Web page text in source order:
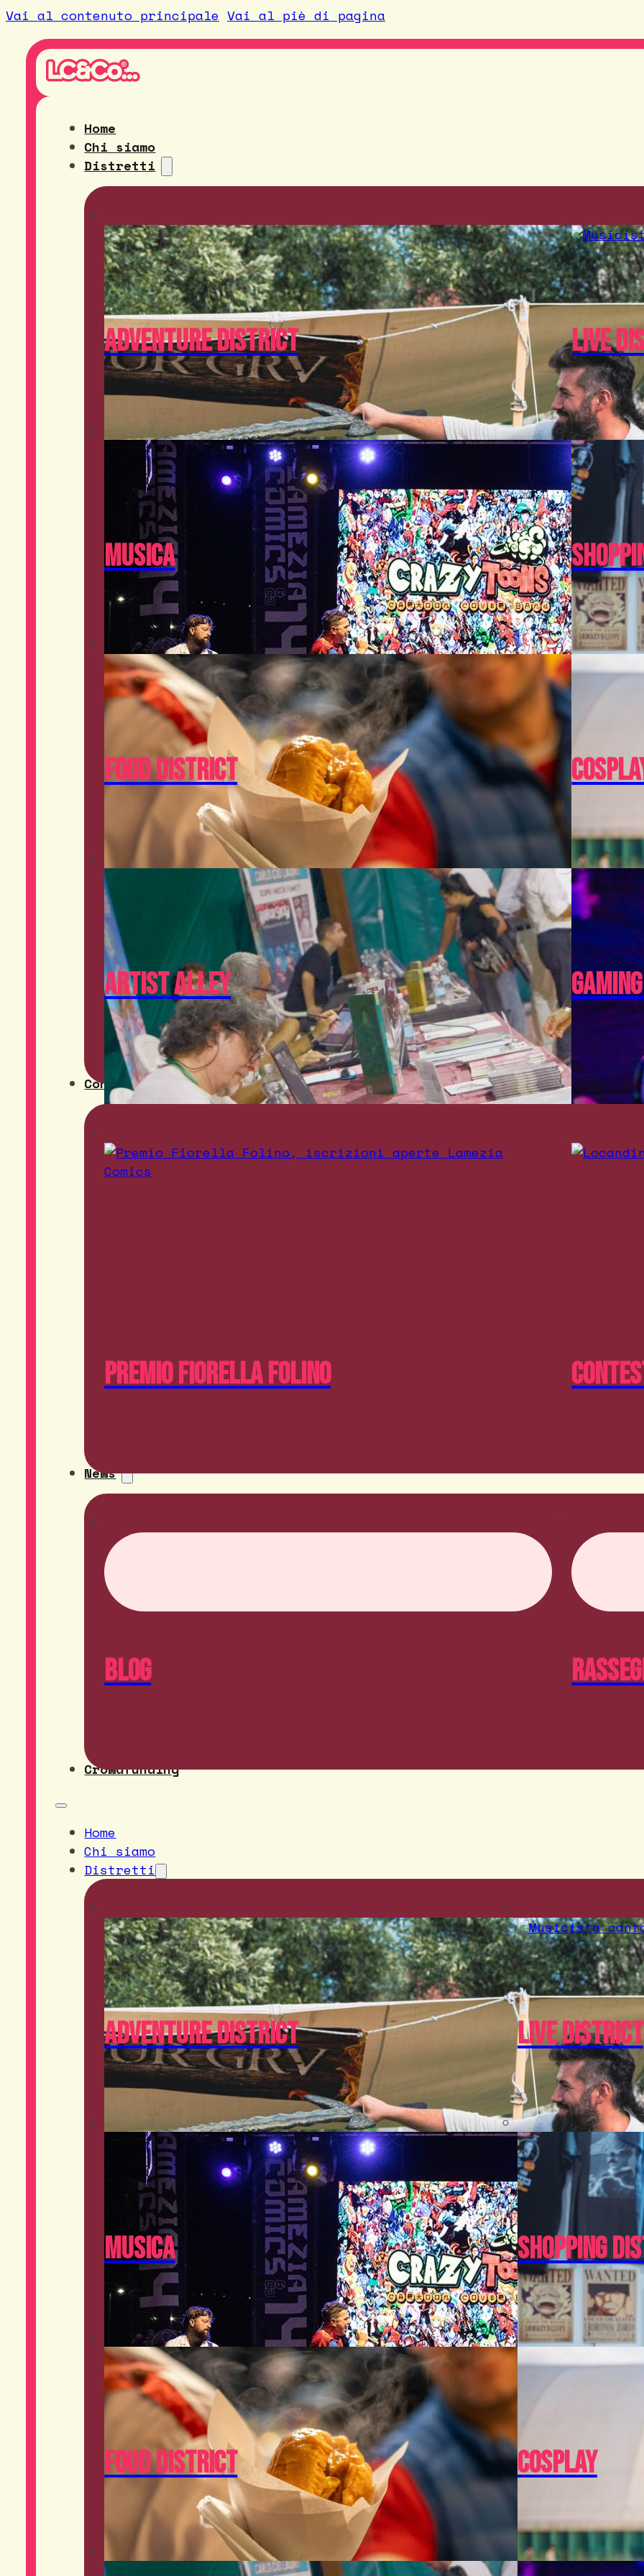
Vai al contenuto principale Vai al piè di pagina
Home
Chi siamo
Distretti
Adventure District Live
Musica
Food District
Artist Alley
Contest
Premio Fiorella Folino
News
Blog
Crowdfunding
Home
Chi siamo
Distretti
Adventure District Live District
Musica Shopping
Food District Cosplay